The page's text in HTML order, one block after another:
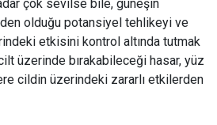
çok sevilse bile, güneşin
olduğu potansiyel tehlikeyi ve
etkisini kontrol altında tutmak
üzerinde bırakabileceği hasar, yüz
cildin üzerindeki zararlı etkilerden